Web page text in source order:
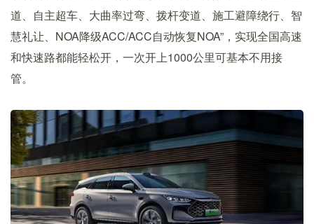
道、自主超车、大曲率过弯、拨杆变道、施工避障绕行、智
慧礼让、NOA降级ACC/ACC自动恢复NOA”，实现全国高速
和快速路都能轻松开，一次开上1000公里可基本不用接
管。